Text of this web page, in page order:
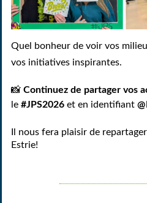
Quel bonheur de voir vos
vos initiatives inspirantes.
📸 Continuez de partager vos
le #JPS2026 et en identifiant
Il nous fera plaisir de
Estrie!